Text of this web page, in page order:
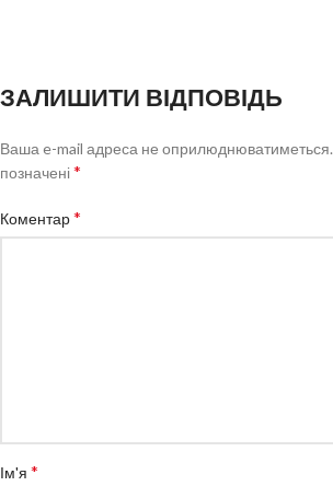
ЗАЛИШИТИ ВІДПОВІДЬ
Ваша e-mail адреса не оприлюднюватиметься.
позначені*
Коментар*
Ім'я *